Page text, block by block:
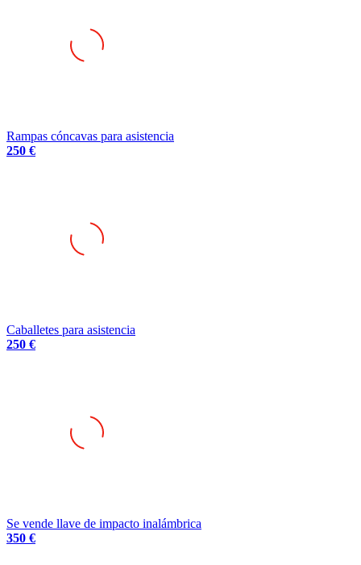
Rampas cóncavas para asistencia
250 €
Caballetes para asistencia
250 €
Se vende llave de impacto inalámbrica
350 €